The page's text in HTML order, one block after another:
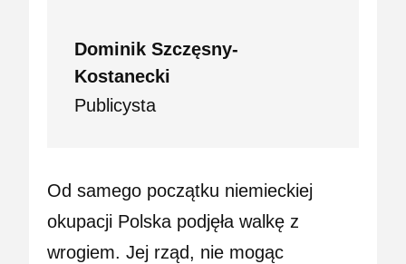
Dominik Szczęsny-
Kostanecki
Publicysta
Od samego początku niemieckiej
okupacji Polska podjęła walkę z
wrogiem. Jej rząd, nie mogąc